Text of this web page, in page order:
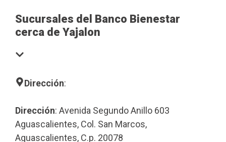
Sucursales del Banco Bienestar
cerca de Yajalon
Dirección:
Dirección: Avenida Segundo Anillo 603
Aguascalientes, Col. San Marcos,
Aguascalientes, C.p. 20078